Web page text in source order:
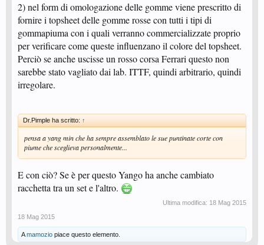
2) nel form di omologazione delle gomme viene prescritto di
fornire i topsheet delle gomme rosse con tutti i tipi di
gommapiuma con i quali verranno commercializzate proprio
per verificare come queste influenzano il colore del topsheet.
Perciò se anche uscisse un rosso corsa Ferrari questo non
sarebbe stato vagliato dai lab. ITTF, quindi arbitrario, quindi
irregolare.
Dr.Pimple ha scritto: ↑
pensa a yang min che ha sempre assemblato le sue puntinate corte con
piume che sceglieva personalmente...
E con ciò? Se è per questo Yango ha anche cambiato
racchetta tra un set e l'altro.
Ultima modifica: 18 Mag 2015
18 Mag 2015
Amamozio piace questo elemento.